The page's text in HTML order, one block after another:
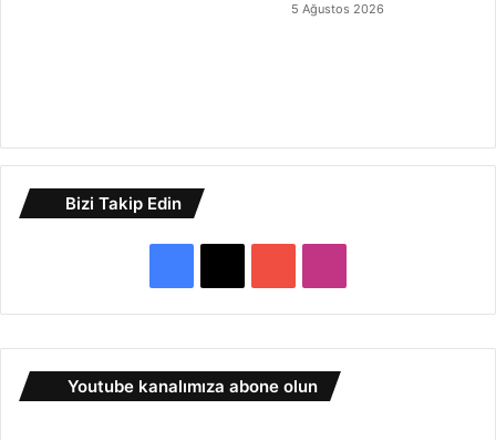
5 Ağustos 2026
Bizi Takip Edin
a
c
e
o
u
T
n
s
Youtube kanalımıza abone olun